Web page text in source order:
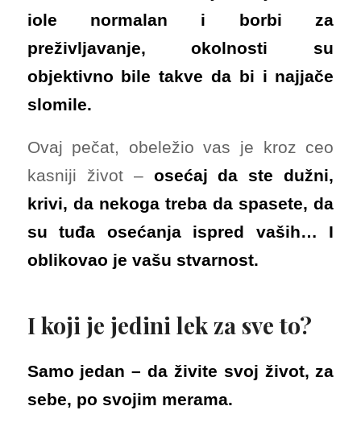
iole normalan i borbi za
preživljavanje, okolnosti su
objektivno bile takve da bi i najjače
slomile.
Ovaj pečat, obeležio vas je kroz ceo
kasniji život – osećaj da ste dužni,
krivi, da nekoga treba da spasete, da
su tuđa osećanja ispred vaših… I
oblikovao je vašu stvarnost.
I koji je jedini lek za sve to?
Samo jedan – da živite svoj život, za
sebe, po svojim merama.